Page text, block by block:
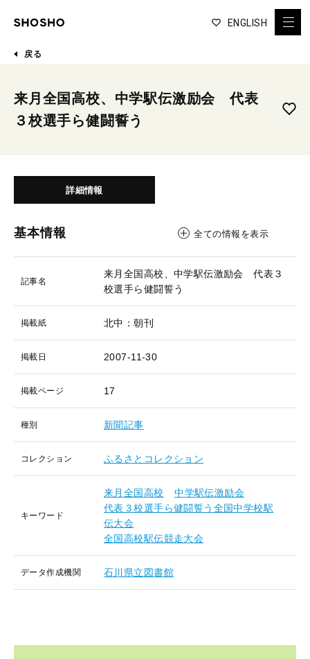
ENGLISH
戻る
来月全国高校、中学駅伝激励会 代表
３校選手ら健闘誓う
詳細情報
基本情報 全ての情報を表示
記事名
来月全国高校、中学駅伝激励会 代表３
校選手ら健闘誓う
掲載紙 北中：朝刊
掲載日 2007-11-30
掲載ページ 17
種別 新聞記事
コレクション ふるさとコレクション
キーワード
来月全国高校
中学駅伝激励会
代表３校選手ら健闘誓う全国中学校駅
伝大会
全国高校駅伝競走大会
データ作成機関 石川県立図書館